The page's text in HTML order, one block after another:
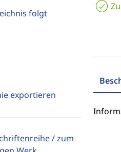
folgt
exportieren
/ zum